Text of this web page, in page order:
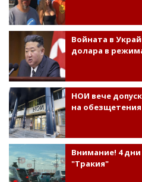
Войната в
долара в
НОИ вече
на обезщетения
Внимание! 4
"Тракия"